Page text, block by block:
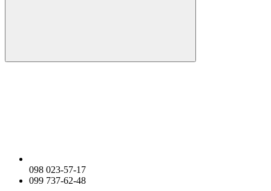
098 023-57-17
099 737-62-48